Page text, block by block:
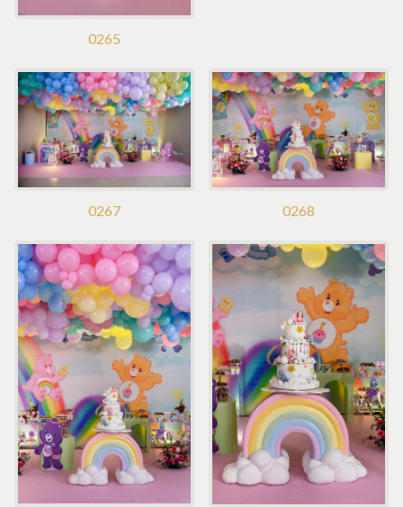
0265
0267 0268